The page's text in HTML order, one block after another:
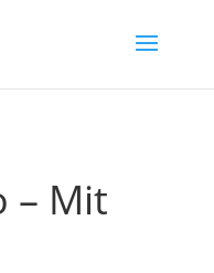
– Mit